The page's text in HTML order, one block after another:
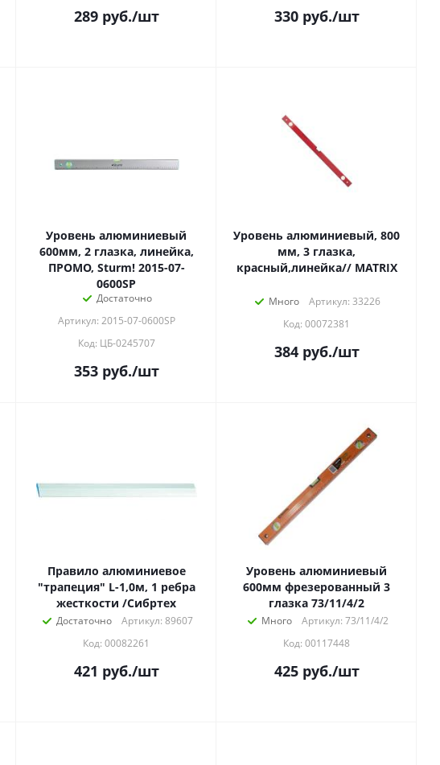
289руб./шт 330руб./шт
Уровень алюминиевый
600мм, 2 глазка, линейка,
ПРОМО, Sturm! 2015-07-
0600SP
Достаточно
Артикул: 2015-07-0600SP
Код: ЦБ-0245707
353руб./шт
Уровень алюминиевый, 800
мм, 3 глазка,
красный,линейка// MATRIX
Много
Артикул: 33226
Код: 00072381
384руб./шт
Правило алюминиевое
"трапеция" L-1,0м, 1 ребра
жесткости /Сибртех
Достаточно
Артикул: 89607
Код: 00082261
421 руб./шт
Уровень алюминиевый
600мм фрезерованный 3
глазка 73/11/4/2
Много
Артикул: 73/11/4/2
Код: 00117448
425руб./шт